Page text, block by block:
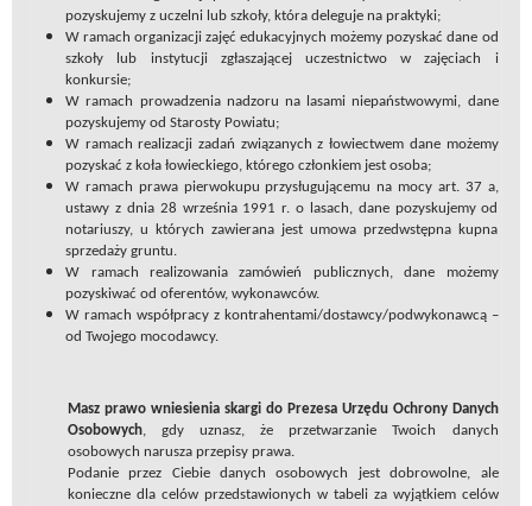
pozyskujemy z uczelni lub szkoły, która deleguje na praktyki;
W ramach organizacji zajęć edukacyjnych możemy pozyskać dane od
szkoły lub instytucji zgłaszającej uczestnictwo w zajęciach i
konkursie;
W ramach prowadzenia nadzoru na lasami niepaństwowymi, dane
pozyskujemy od Starosty Powiatu;
W ramach realizacji zadań związanych z łowiectwem dane możemy
pozyskać z koła łowieckiego, którego członkiem jest osoba;
W ramach prawa pierwokupu przysługującemu na mocy art. 37 a,
ustawy z dnia 28 września 1991 r. o lasach, dane pozyskujemy od
notariuszy, u których zawierana jest umowa przedwstępna kupna
sprzedaży gruntu.
W ramach realizowania zamówień publicznych, dane możemy
pozyskiwać od oferentów, wykonawców.
W ramach współpracy z kontrahentami/dostawcy/podwykonawcą –
od Twojego mocodawcy.
Masz prawo wniesienia skargi do Prezesa Urzędu Ochrony Danych
Osobowych, gdy uznasz, że przetwarzanie Twoich danych
osobowych narusza przepisy prawa.
Podanie przez Ciebie danych osobowych jest dobrowolne, ale
konieczne dla celów przedstawionych w tabeli za wyjątkiem celów